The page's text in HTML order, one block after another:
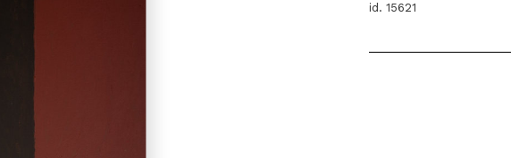
id. 15621